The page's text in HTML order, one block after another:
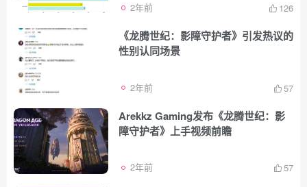
2年前 126
《龙腾世纪：影障守护者》引发热议的
性别认同场景
2年前 57
Arekkz Gaming发布《龙腾世纪：影
障守护者》上手视频前瞻
2年前 57